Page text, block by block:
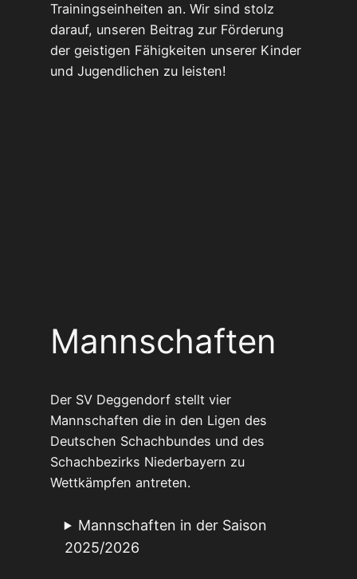
Trainingseinheiten an. Wir sind stolz
darauf, unseren Beitrag zur Förderung
der geistigen Fähigkeiten unserer Kinder
und Jugendlichen zu leisten!
Mannschaften
Der SV Deggendorf stellt vier
Mannschaften die in den Ligen des
Deutschen Schachbundes und des
Schachbezirks Niederbayern zu
Wettkämpfen antreten.
Mannschaften in der Saison
2025/2026